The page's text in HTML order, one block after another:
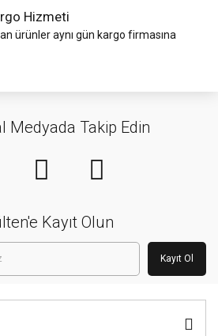
Hizmeti
ürünler aynı gün kargo firmasına
Medyada Takip Edin
Kayıt Olun
Kayıt Ol